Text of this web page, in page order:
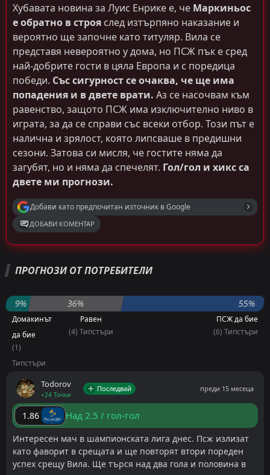
Хубавата новина за Луис Енрике е, че Маркиньос
е обратно в строя след изтърпяно наказание и
вероятно ще започне като титуляр. Вила се
представя невероятно у дома, но ПСЖ пък е сред
най-добрите гости в цяла Европа и с поредица
победи. Със сигурност се очаква, че ще има
попадения и в двете врати. Аз се насочвам към
равенство, защото ПСЖ има изключително ниво в
играта, за да се справи със всеки отбор. Този път е
налична и зрялост, която липсваше в предишни
сезони. Затова си мисля, че гостите няма да
загубят, но и няма да спечелят. Гол/гол и хикс са
двете ми прогнози.
Добави като предпочитан източник в Google
ДОБАВИ КОМЕНТАР
PRO ТИПСТЪР Последвай
1.37 Двоен Шанс: 2x
1.52 Под 3.5 гола
ПСЖ успя да вземе два гола преднина преди
седмица срещу тима на Астън Вила като домакин.
Следва много интересен реванш в Бирмингам.
Домакините не са се предали
Астън Вила в момента се намира в отлична форма,
като само загубата от парижани разваля иначе
безпогрешната статистика на Унай Емери и
ПРОГНОЗИ ОТ ПОТРЕБИТЕЛИ
9% 36% 55%
Домакинът
да бие
(1)
Типстъри
Равен
(4) Типстъри
ПСЖ да бие
(6) Типстъри
Todorov
+24 Точки
Последвай преди 15 месеца
1.86 Над 2.5 / гол-гол
Интересен мач в шампионската лига днес. Псж излизат
като фаворит в срещата и ще повторят втори пореден
успех срещу Вила. Ще търся над два гола и половина в